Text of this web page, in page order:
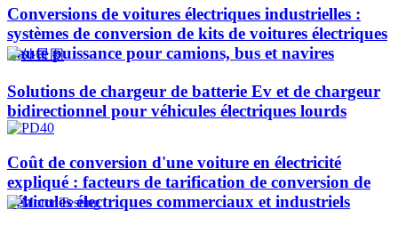
Conversions de voitures électriques industrielles :
systèmes de conversion de kits de voitures électriques
haute puissance pour camions, bus et navires
Solutions de chargeur de batterie Ev et de chargeur
bidirectionnel pour véhicules électriques lourds
Coût de conversion d'une voiture en électricité
expliqué : facteurs de tarification de conversion de
véhicules électriques commerciaux et industriels